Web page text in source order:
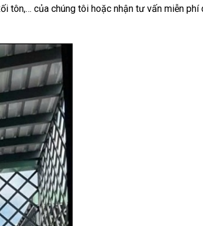
tôn,… của chúng tôi hoặc nhận tư vấn miễn phí